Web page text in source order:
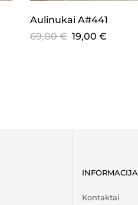
Aulinukai A#441
69,00€ 19,00 €
INFORMACIJA
Kontaktai